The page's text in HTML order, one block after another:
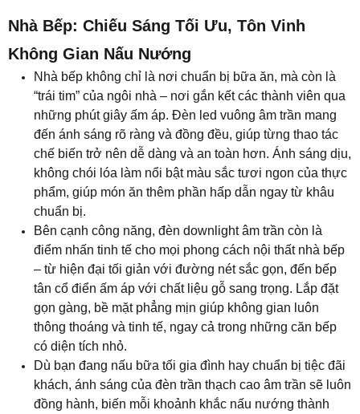
Nhà Bếp: Chiếu Sáng Tối Ưu, Tôn Vinh
Không Gian Nấu Nướng
Nhà bếp không chỉ là nơi chuẩn bị bữa ăn, mà còn là
“trái tim” của ngôi nhà – nơi gắn kết các thành viên qua
những phút giây ấm áp. Đèn led vuông âm trần mang
đến ánh sáng rõ ràng và đồng đều, giúp từng thao tác
chế biến trở nên dễ dàng và an toàn hơn. Ánh sáng dịu,
không chói lóa làm nổi bật màu sắc tươi ngon của thực
phẩm, giúp món ăn thêm phần hấp dẫn ngay từ khâu
chuẩn bị.
Bên cạnh công năng, đèn downlight âm trần còn là
điểm nhấn tinh tế cho mọi phong cách nội thất nhà bếp
– từ hiện đại tối giản với đường nét sắc gọn, đến bếp
tân cổ điển ấm áp với chất liệu gỗ sang trọng. Lắp đặt
gọn gàng, bề mặt phẳng mịn giúp không gian luôn
thông thoáng và tinh tế, ngay cả trong những căn bếp
có diện tích nhỏ.
Dù bạn đang nấu bữa tối gia đình hay chuẩn bị tiệc đãi
khách, ánh sáng của đèn trần thạch cao âm trần sẽ luôn
đồng hành, biến mỗi khoảnh khắc nấu nướng thành